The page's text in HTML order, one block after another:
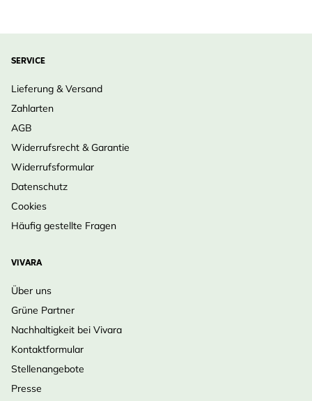
SERVICE
Lieferung & Versand
Zahlarten
AGB
Widerrufsrecht & Garantie
Widerrufsformular
Datenschutz
Cookies
Häufig gestellte Fragen
VIVARA
Über uns
Grüne Partner
Nachhaltigkeit bei Vivara
Kontaktformular
Stellenangebote
Presse